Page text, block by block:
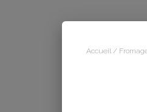
Accueil /